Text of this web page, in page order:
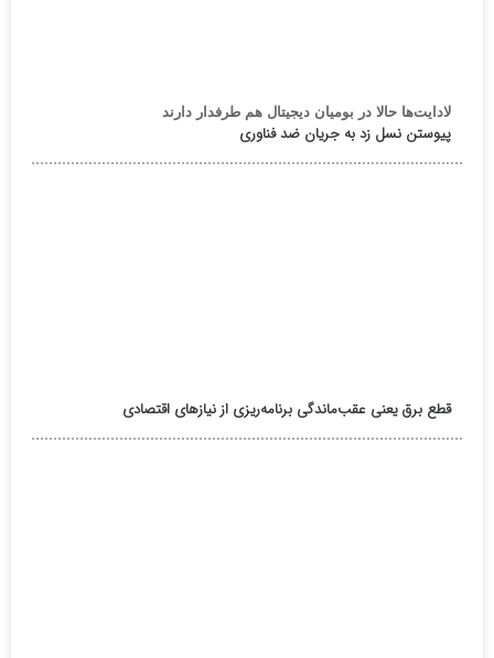
لادایت‌ها حالا در بومیان دیجیتال هم طرفدار دارند
پیوستن نسل زد به جریان ضد فناوری
قطع برق یعنی عقب‌ماندگی برنامه‌ریزی از نیازهای اقتصادی